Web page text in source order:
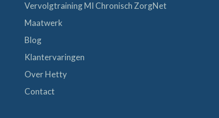
Vervolgtraining MI Chronisch ZorgNet
Maatwerk
Blog
Klantervaringen
Over Hetty
Contact